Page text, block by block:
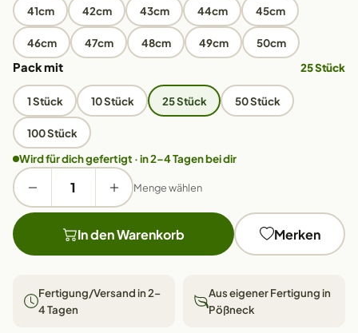
41cm 42cm 43cm 44cm 45cm
46cm 47cm 48cm 49cm 50cm
Pack mit 25 Stück
1 Stück 10 Stück 25 Stück 50 Stück
100 Stück
Wird für dich gefertigt · in 2–4 Tagen bei dir
Menge wählen
In den Warenkorb Merken
Fertigung/Versand in 2–
4 Tagen
Aus eigener Fertigung in
Pößneck